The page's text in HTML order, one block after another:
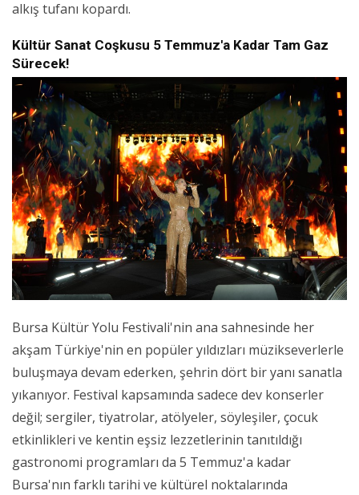
alkış tufanı kopardı.
Kültür Sanat Coşkusu 5 Temmuz'a Kadar Tam Gaz
Sürecek!
Bursa Kültür Yolu Festivali'nin ana sahnesinde her
akşam Türkiye'nin en popüler yıldızları müzikseverlerle
buluşmaya devam ederken, şehrin dört bir yanı sanatla
yıkanıyor. Festival kapsamında sadece dev konserler
değil; sergiler, tiyatrolar, atölyeler, söyleşiler, çocuk
etkinlikleri ve kentin eşsiz lezzetlerinin tanıtıldığı
gastronomi programları da 5 Temmuz'a kadar
Bursa'nın farklı tarihi ve kültürel noktalarında